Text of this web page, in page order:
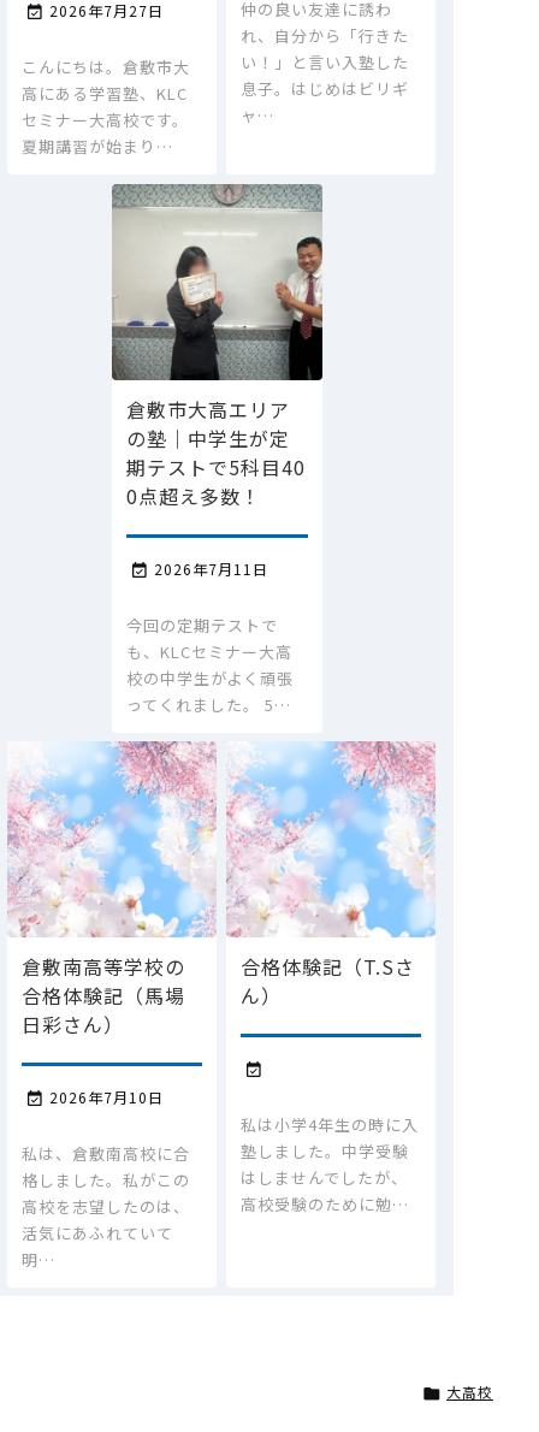
 2026年7月27日
こんにちは。倉敷市大
高にある学習塾、KLC
セミナー大高校です。
夏期講習が始まり…
仲の良い友達に誘わ
れ、自分から「行きた
い！」と言い入塾した
息子。はじめはビリギ
ャ…
倉敷市大高エリア
の塾｜中学生が定
期テストで5科目40
0点超え多数！
 2026年7月11日
今回の定期テストで
も、KLCセミナー大高
校の中学生がよく頑張
ってくれました。 5…
倉敷南高等学校の
合格体験記（馬場
日彩さん）
 2026年7月10日
私は、倉敷南高校に合
格しました。私がこの
高校を志望したのは、
活気にあふれていて
明…
合格体験記（T.Sさ
ん）

私は小学4年生の時に入
塾しました。中学受験
はしませんでしたが、
高校受験のために勉…
 大高校